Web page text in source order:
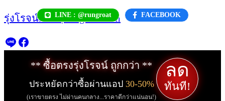
Skip
to
LINE : @rungroat FACEBOOK
รุ่งโรจน์.com | rungroat.com
** ซื้อตรงรุ่งโรจน์ ถูกกว่า **
ประหยัดกว่าซื้อผ่านแอป 30-50%
(เราขายตรง ไม่ผ่านคนกลาง...ราคาดีกว่าแน่นอน!)
ลด
ทันที!